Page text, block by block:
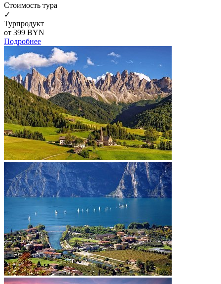
Cтоимость тура
✓
Турпродукт
от 399 BYN
Подробнее